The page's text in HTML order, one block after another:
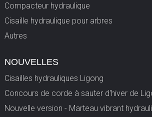
Compacteur hydraulique
Cisaille hydraulique pour arbres
Autres
NOUVELLES
Cisailles hydrauliques Ligong
Concours de corde à sauter d'hiver de
Nouvelle version - Marteau vibrant